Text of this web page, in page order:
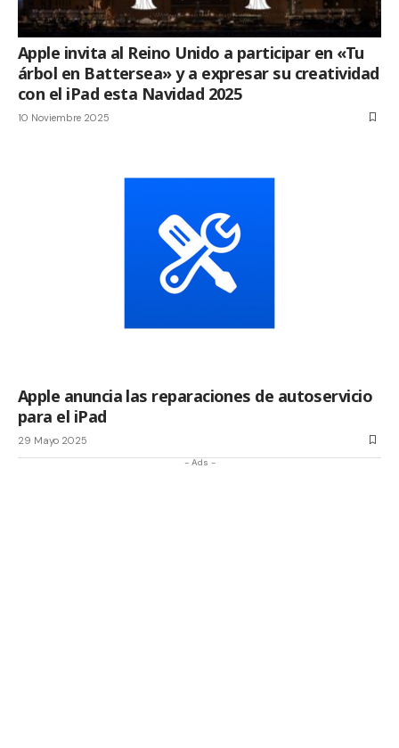
Apple invita al Reino Unido a participar en «Tu
árbol en Battersea» y a expresar su creatividad
con el iPad esta Navidad 2025
10 Noviembre 2025
Apple anuncia las reparaciones de autoservicio
para el iPad
29 Mayo 2025
- Ads -